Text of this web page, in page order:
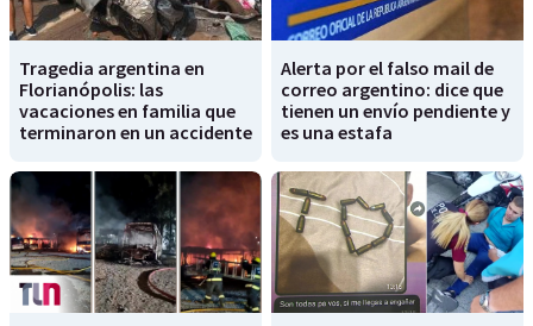
Tragedia argentina en
Florianópolis: las
vacaciones en familia que
terminaron en un accidente
Alerta por el falso mail de
correo argentino: dice que
tienen un envío pendiente y
es una estafa